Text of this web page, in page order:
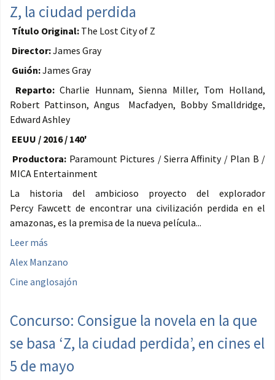
Z, la ciudad perdida
Título Original: The Lost City of Z
Director:James Gray
Guión:James Gray
Reparto:Charlie Hunnam, Sienna Miller, Tom Holland,
Robert Pattinson, Angus Macfadyen, Bobby Smalldridge,
Edward Ashley
EEUU / 2016 / 140'
Productora: Paramount Pictures / Sierra Affinity / Plan B /
MICA Entertainment
La historia del ambicioso proyecto del explorador
Percy Fawcett de encontrar una civilización perdida en el
amazonas, es la premisa de la nueva película...
Leer más
Alex Manzano
Cine anglosajón
Concurso: Consigue la novela en la que
se basa ‘Z, la ciudad perdida’, en cines el
5 de mayo